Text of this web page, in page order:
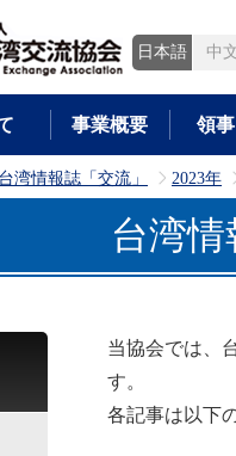
日本語 中
事業概要 領
>
台湾情報誌「交流」 >
2023年
台湾情
当協会では、
す。
各記事は以下